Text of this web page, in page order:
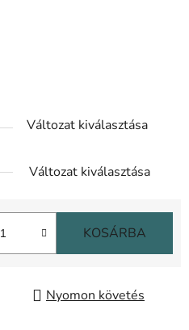
Változat kiválasztása
Változat kiválasztása
KOSÁRBA
Nyomon követés